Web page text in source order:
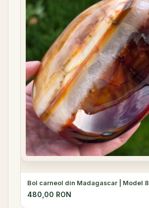
Bol carneol din Madagascar | Model 8
480,00 RON